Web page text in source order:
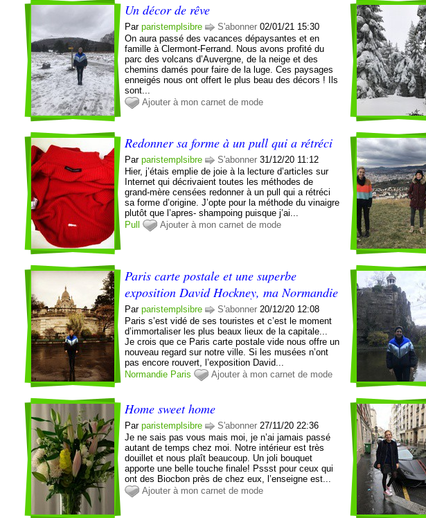
Un décor de rêve
Parparistemplsibre S'abonner 02/01/21 15:30
On aura passé des vacances dépaysantes et en
famille à Clermont-Ferrand. Nous avons profité du
parc des volcans d’Auvergne, de la neige et des
chemins damés pour faire de la luge. Ces paysages
enneigés nous ont offert le plus beau des décors ! Ils
sont...
Ajouter à mon carnet de mode
Redonner sa forme à un pull qui a rétréci
Parparistemplsibre S'abonner 31/12/20 11:12
Hier, j’étais emplie de joie à la lecture d’articles sur
Internet qui décrivaient toutes les méthodes de
grand-mère censées redonner à un pull qui a rétréci
sa forme d’origine. J’opte pour la méthode du vinaigre
plutôt que l’apres- shampoing puisque j’ai...
Pull
Ajouter à mon carnet de mode
Paris carte postale et une superbe
exposition David Hockney, ma Normandie
Parparistemplsibre S'abonner 20/12/20 12:08
Paris s’est vidé de ses touristes et c’est le moment
d’immortaliser les plus beaux lieux de la capitale...
Je crois que ce Paris carte postale vide nous offre un
nouveau regard sur notre ville. Si les musées n’ont
pas encore rouvert, l’exposition David...
Normandie Paris Ajouter à mon carnet de mode
Home sweet home
Parparistemplsibre S'abonner 27/11/20 22:36
Je ne sais pas vous mais moi, je n’ai jamais passé
autant de temps chez moi. Notre intérieur est très
douillet et nous plaît beaucoup. Un joli bouquet
apporte une belle touche finale! Pssst pour ceux qui
ont des Biocbon près de chez eux, l’enseigne est...
Ajouter à mon carnet de mode